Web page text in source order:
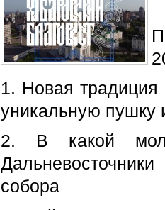
1. Новая традиция
уникальную пушку
2. В какой
собора